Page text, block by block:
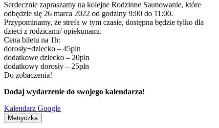
Serdecznie zapraszamy na kolejne Rodzinne Saunowanie, które
odbędzie się 26 marca 2022 od godziny 9:00 do 11:00.
Przypominamy, że strefa w tym czasie, dostępna będzie tylko dla
dzieci z rodzicami/ opiekunami.
Cena biletu na 1h:
dorosły+dziecko – 45pln
dodatkowe dziecko – 20pln
dodatkowy dorosły – 25pln
Do zobaczenia!
Dodaj wydarzenie do swojego kalendarza!
Kalendarz Google
Metryczka